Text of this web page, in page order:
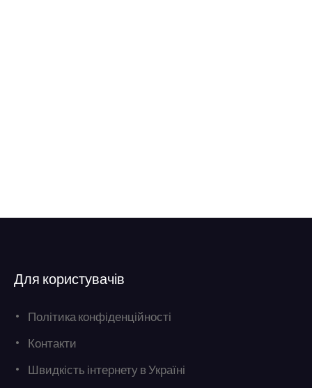
Для користувачів
Політика конфіденційності
Контакти
Швидкість інтернету в Україні